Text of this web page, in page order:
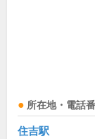
所在地・電話
住吉駅